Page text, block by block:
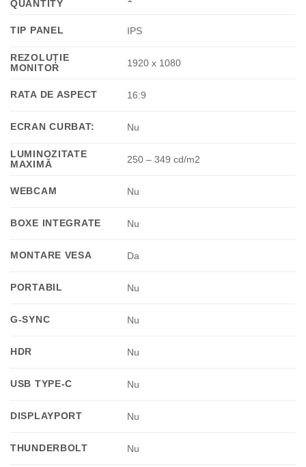
QUANTITY
TIP PANEL IPS
REZOLUȚIE
MONITOR
1920 x 1080
RATA DE ASPECT 16:9
ECRAN CURBAT: Nu
LUMINOZITATE
MAXIMĂ
250 – 349 cd/m2
WEBCAM Nu
BOXE INTEGRATE Nu
MONTARE VESA Da
PORTABIL Nu
G-SYNC Nu
HDR Nu
USB TYPE-C Nu
DISPLAYPORT Nu
THUNDERBOLT Nu